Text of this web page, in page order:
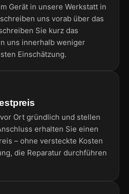
Gerät in unsere Werkstatt in
uns vorab über das
Sie kurz das
uns innerhalb weniger
Einschätzung.
Ort gründlich und stellen
erhalten Sie einen
– ohne versteckte Kosten
die Reparatur durchführen